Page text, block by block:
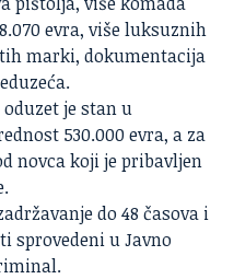
evra, više luksuznih
marki, dokumentacija
oduzet je stan u
530.000 evra, a za
novca koji je pribavljen
do 48 časova i
sprovedeni u Javno